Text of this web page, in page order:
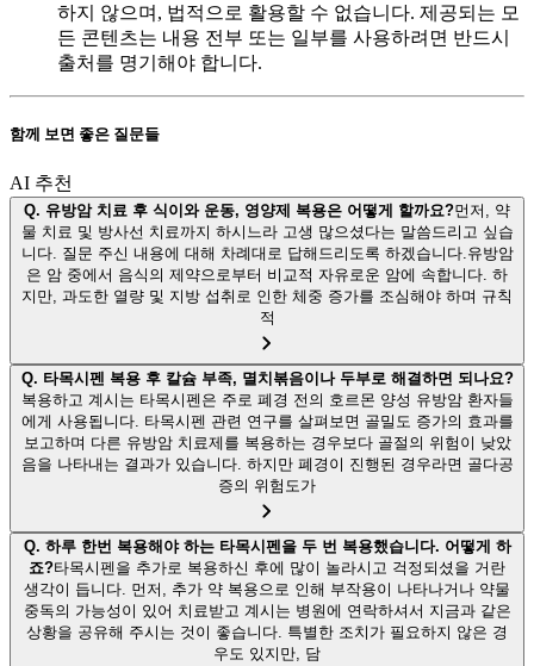
하지 않으며, 법적으로 활용할 수 없습니다. 제공되는 모
든 콘텐츠는 내용 전부 또는 일부를 사용하려면 반드시
출처를 명기해야 합니다.
함께 보면 좋은 질문들
AI 추천
Q. 유방암 치료 후 식이와 운동, 영양제 복용은 어떻게 할까요?먼저, 약
물 치료 및 방사선 치료까지 하시느라 고생 많으셨다는 말씀드리고 싶습
니다. 질문 주신 내용에 대해 차례대로 답해드리도록 하겠습니다.유방암
은 암 중에서 음식의 제약으로부터 비교적 자유로운 암에 속합니다. 하
지만, 과도한 열량 및 지방 섭취로 인한 체중 증가를 조심해야 하며 규칙
적
Q. 타목시펜 복용 후 칼슘 부족, 멸치볶음이나 두부로 해결하면 되나요?
복용하고 계시는 타목시펜은 주로 폐경 전의 호르몬 양성 유방암 환자들
에게 사용됩니다. 타목시펜 관련 연구를 살펴보면 골밀도 증가의 효과를
보고하며 다른 유방암 치료제를 복용하는 경우보다 골절의 위험이 낮았
음을 나타내는 결과가 있습니다. 하지만 폐경이 진행된 경우라면 골다공
증의 위험도가
Q. 하루 한번 복용해야 하는 타목시펜을 두 번 복용했습니다. 어떻게 하
죠?타목시펜을 추가로 복용하신 후에 많이 놀라시고 걱정되셨을 거란
생각이 듭니다. 먼저, 추가 약 복용으로 인해 부작용이 나타나거나 약물
중독의 가능성이 있어 치료받고 계시는 병원에 연락하셔서 지금과 같은
상황을 공유해 주시는 것이 좋습니다. 특별한 조치가 필요하지 않은 경
우도 있지만, 담